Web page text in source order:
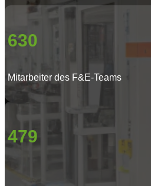
630
Mitarbeiter des F&E-Teams
479